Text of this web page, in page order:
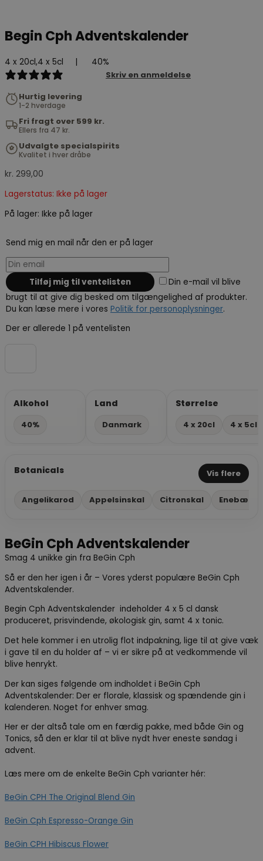
Begin Cph Adventskalender
4 x 20cl,4 x 5cl 40%
Skriv en anmeldelse
Hurtig levering
1-2 hverdage
Fri fragt over 599 kr.
Ellers fra 47 kr.
Udvalgte specialspirits
Kvalitet i hver dråbe
kr. 299,00
Lagerstatus: Ikke på lager
På lager: Ikke på lager
Send mig en mail når den er på lager
Din e-mail vil blive
brugt til at give dig besked om tilgængelighed af produkter.
Du kan læse mere i vores Politik for personoplysninger.
Der er allerede 1 på ventelisten
Alkohol
40%
Land
Danmark
Størrelse
4 x 20cl 4 x 5cl
Botanicals Vis flere
Angelikarod Appelsinskal Citronskal Enebær
BeGin Cph Adventskalender
Smag 4 unikke gin fra BeGin Cph
Så er den her igen i år – Vores yderst populære BeGin Cph
Adventskalender.
Begin Cph Adventskalender indeholder 4 x 5 cl dansk
produceret, prisvindende, økologisk gin, samt 4 x tonic.
Det hele kommer i en utrolig flot indpakning, lige til at give væk
i gave til en du holder af – vi er sikre på at vedkommende vil
blive henrykt.
Der kan siges følgende om indholdet i BeGin Cph
Adventskalender: Der er florale, klassisk og spændende gin i
kalenderen. Noget for enhver smag.
Her er der altså tale om en færdig pakke, med både Gin og
Tonics, så den er klar til at blive nydt hver eneste søndag i
advent.
Læs mere om de enkelte BeGin Cph varianter hér:
BeGin CPH The Original Blend Gin
BeGin Cph Espresso-Orange Gin
BeGin CPH Hibiscus Flower